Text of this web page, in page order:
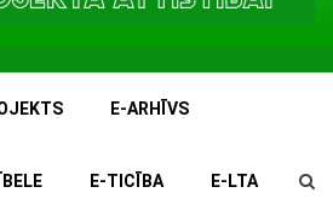
E-ARHĪVS
E-TICĪBA E-LTA